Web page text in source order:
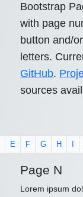
Bootstrap
with page
button and/
letters.
GitHub.
sources
E F G H
Page N
Lorem ipsum